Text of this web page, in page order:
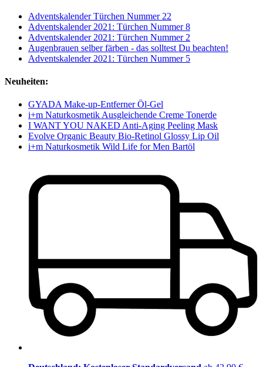
Adventskalender Türchen Nummer 22
Adventskalender 2021: Türchen Nummer 8
Adventskalender 2021: Türchen Nummer 2
Augenbrauen selber färben - das solltest Du beachten!
Adventskalender 2021: Türchen Nummer 5
Neuheiten:
GYADA Make-up-Entferner Öl-Gel
i+m Naturkosmetik Ausgleichende Creme Tonerde
I WANT YOU NAKED Anti-Aging Peeling Mask
Evolve Organic Beauty Bio-Retinol Glossy Lip Oil
i+m Naturkosmetik Wild Life for Men Bartöl